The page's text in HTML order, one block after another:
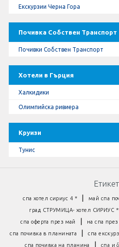
Екскурзии Черна Гора
Почивка Собствен Транспорт
Почивки Собствен Транспорт
Хотели в Гърция
Халкидики
Олимпийска ривиера
Круизи
Тунис
спа хотел сириус 4 * | май спа
град СТРУМИЦА- хотел СИРИУС
спа оферта през май | на спа
спа почивка в планината |спа
спа почивка на планина | спа и